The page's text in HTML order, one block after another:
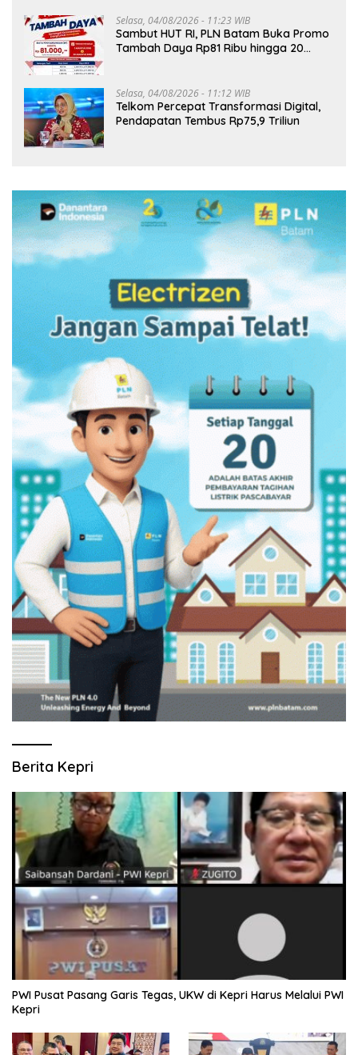
Selasa, 04/08/2026 - 11:23 WIB
Sambut HUT RI, PLN Batam Buka Promo
Tambah Daya Rp81 Ribu hingga 20
Selasa, 04/08/2026 - 11:12 WIB
Telkom Percepat Transformasi Digital,
Pendapatan Tembus Rp75,9 Triliun
Berita Kepri
PWI Pusat Pasang Garis Tegas, UKW di Kepri Harus Melalui PWI
Kepri